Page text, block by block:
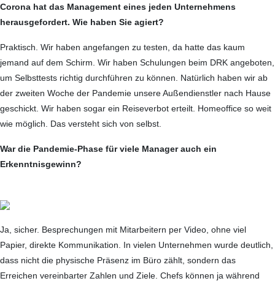
Corona hat das Management eines jeden Unternehmens
herausgefordert. Wie haben Sie agiert?
Praktisch. Wir haben angefangen zu testen, da hatte das kaum
jemand auf dem Schirm. Wir haben Schulungen beim DRK angeboten,
um Selbsttests richtig durchführen zu können. Natürlich haben wir ab
der zweiten Woche der Pandemie unsere Außendienstler nach Hause
geschickt. Wir haben sogar ein Reiseverbot erteilt. Homeoffice so weit
wie möglich. Das versteht sich von selbst.
War die Pandemie-Phase für viele Manager auch ein
Erkenntnisgewinn?
Ja, sicher. Besprechungen mit Mit­arbeitern per Video, ohne viel
Papier, direkte Kommunikation. In vielen Unterneh­men wurde deutlich,
dass nicht die physische Präsenz im Büro zählt, sondern das
Erreichen vereinbarter Zahlen und Ziele. Chefs können ja während